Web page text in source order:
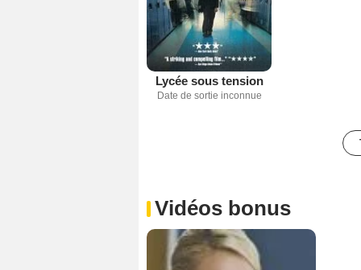
Lycée sous tension
Date de sortie inconnue
Vidéos bonus